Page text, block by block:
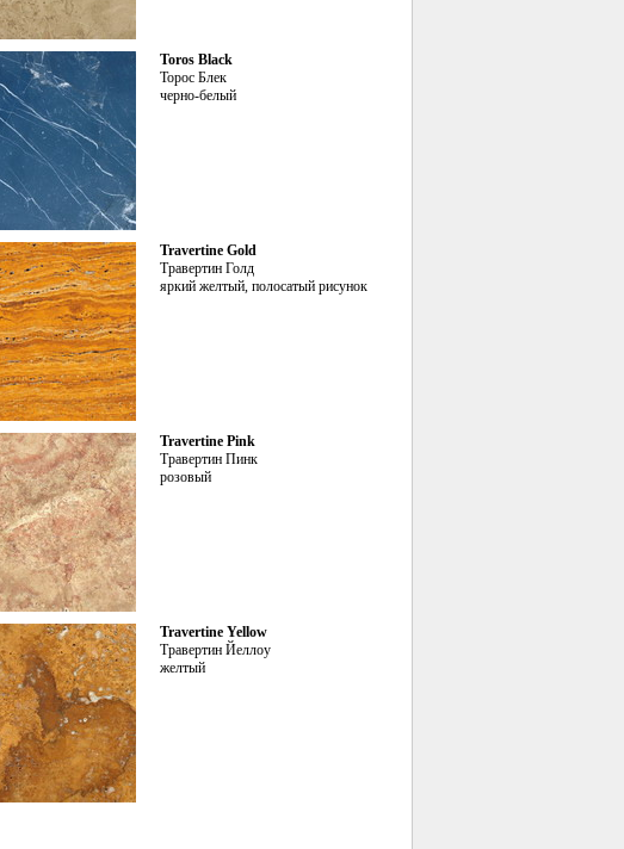
Toros Black
Торос Блек
черно-белый
Travertine Gold
Травертин Голд
яркий желтый, полосатый рисунок
Travertine Pink
Травертин Пинк
розовый
Travertine Yellow
Травертин Йеллоу
желтый